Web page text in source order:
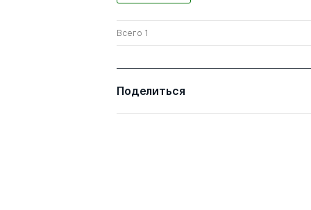
Всего 1
Поделиться